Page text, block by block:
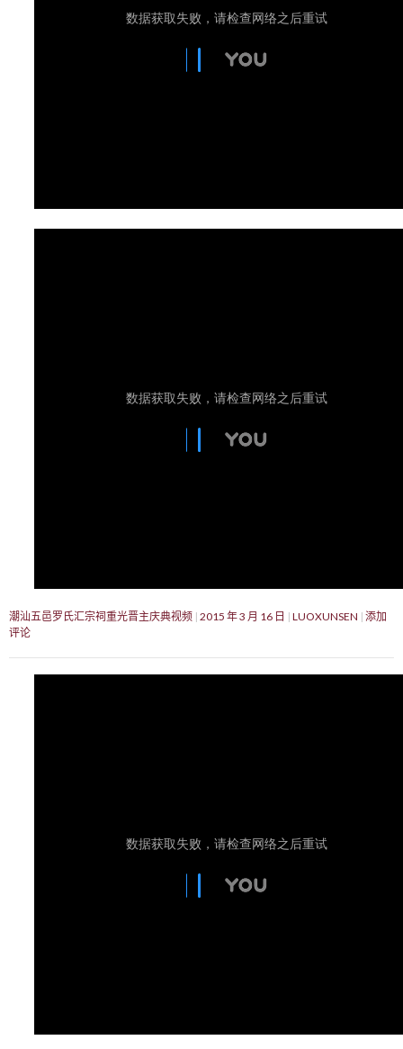
潮汕五邑罗氏汇宗祠重光晋主庆典视频 2015 年 3 月 16 日 LUOXUNSEN 添加
评论